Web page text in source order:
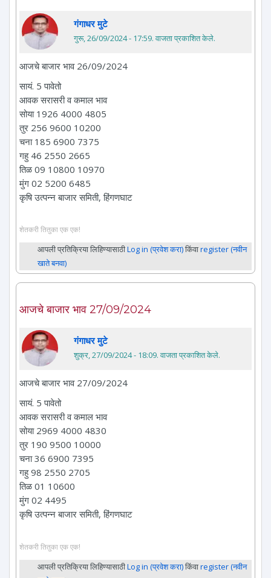
गंगाधर मुटे
गुरू, 26/09/2024 - 17:59. वाजता प्रकाशित केले.
आजचे बाजार भाव 26/09/2024
सायं. 5 पावेतो
आवक सरासरी व कमाल भाव
सोया 1926 4000 4805
तुर 256 9600 10200
चना 185 6900 7375
गहु 46 2550 2665
तिळ 09 10800 10970
मुंग 02 5200 6485
कृषि उत्पन्न बाजार समिती, हिंगणघाट
शेतकरी तितुका एक एक!
आपली प्रतिक्रिया लिहिण्यासाठीLog in (प्रवेश करा)किंवाregister (नवीन
खाते बनवा)
आजचे बाजार भाव 27/09/2024
गंगाधर मुटे
शुक्र, 27/09/2024 - 18:09. वाजता प्रकाशित केले.
आजचे बाजार भाव 27/09/2024
सायं. 5 पावेतो
आवक सरासरी व कमाल भाव
सोया 2969 4000 4830
तुर 190 9500 10000
चना 36 6900 7395
गहु 98 2550 2705
तिळ 01 10600
मुंग 02 4495
कृषि उत्पन्न बाजार समिती, हिंगणघाट
शेतकरी तितुका एक एक!
आपली प्रतिक्रिया लिहिण्यासाठीLog in (प्रवेश करा)किंवाregister (नवीन